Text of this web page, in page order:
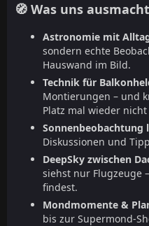
🧭 Was uns
Astronomie mit
sondern echte
Hauswand im Bild.
Technik für
Montierungen – und
Platz mal wieder
Sonnenbeobachtung
Diskussionen und
DeepSky zwischen
siehst nur Flugzeuge
findest.
Mondmomente &
bis zur Supermond-